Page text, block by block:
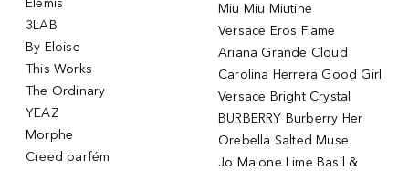
Elemis
3LAB
By Eloise
This Works
The Ordinary
YEAZ
Morphe
Creed parfém
Miu Miu Miutine
Versace Eros Flame
Ariana Grande Cloud
Carolina Herrera Good Girl
Versace Bright Crystal
BURBERRY Burberry Her
Orebella Salted Muse
Jo Malone Lime Basil &